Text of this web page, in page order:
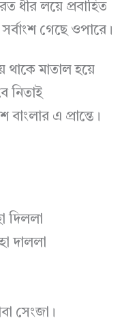
ধীর লয়ে প্রবাহিত
গেছে ওপারে।
মাতাল হয়ে
নিতাই
বাংলার এ প্রান্তে।
দিললা
দাললা
সেংজা।